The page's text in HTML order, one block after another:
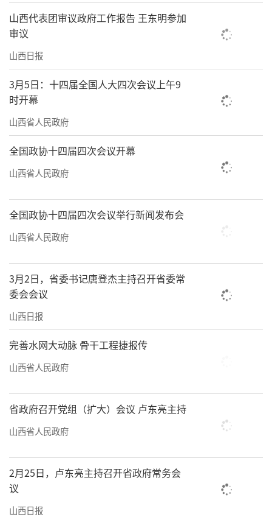
风，健全狠抓落实的工作机制，营造干事创业
的良好氛围，为推动全省高质量发展和现代化
建设提供有力保障。
会议要求，临近岁末年初，要抓紧谋划部
署明年一季度工作，强化全年任务统筹调度，
做好重要民生商品稳价保供，关心困难群众生
产生活，强化重点行业领域安全生产风险隐患
排查整治，统筹安排好冬季供暖、春运出行、
冬春农业生产、项目建设前期等工作，不断巩
固拓展经济稳中向好势头，为实现明年经济社
会发展目标任务打牢扎实基础。
会议号召，全省上下要更加紧密地团结在
以习近平同志为核心的党中央周围，坚定信
心、真抓实干，凝心聚力、攻坚克难，推动实
现“十五五”良好开局，奋力谱写三晋大地推
进中国式现代化新篇章。
现职省级领导同志出席会议。省直部门、
部分中央驻晋单位、省管国有企业、省属金融
机构、省管本科院校、省级以上开发区、重点
科研院所负责同志，各市市委书记、市长、发
改委主任，各县（市、区）委书记、县（市、
区）长，在晋“两院”院士，部分科技领域、
战略性新兴产业专家学者、民营企业家等参加
会议。
山西代表团审议政府工作报告 王东明参加
审议
山西日报
3月5日：十四届全国人大四次会议上午9
时开幕
山西省人民政府
全国政协十四届四次会议开幕
山西省人民政府
全国政协十四届四次会议举行新闻发布会
山西省人民政府
3月2日，省委书记唐登杰主持召开省委常
委会会议
山西日报
完善水网大动脉 骨干工程捷报传
山西省人民政府
省政府召开党组（扩大）会议 卢东亮主持
山西省人民政府
2月25日，卢东亮主持召开省政府常务会
议
山西日报